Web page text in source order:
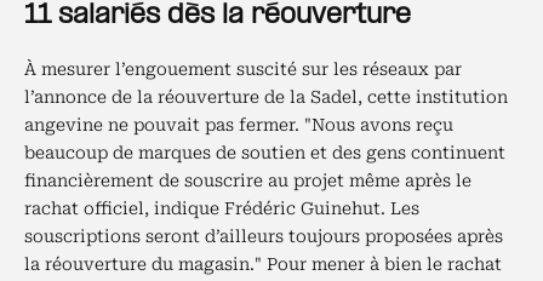
11 salariés dès la réouverture
À mesurer l’engouement suscité sur les réseaux par
l’annonce de la réouverture de la Sadel, cette institution
angevine ne pouvait pas fermer. "Nous avons reçu
beaucoup de marques de soutien et des gens continuent
financièrement de souscrire au projet même après le
rachat officiel, indique Frédéric Guinehut. Les
souscriptions seront d’ailleurs toujours proposées après
la réouverture du magasin." Pour mener à bien le rachat